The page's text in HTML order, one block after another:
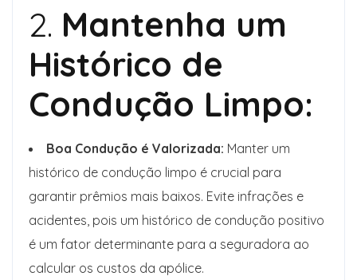
2. Mantenha um
Histórico de
Condução Limpo:
Boa Condução é Valorizada: Manter um
histórico de condução limpo é crucial para
garantir prêmios mais baixos. Evite infrações e
acidentes, pois um histórico de condução positivo
é um fator determinante para a seguradora ao
calcular os custos da apólice.